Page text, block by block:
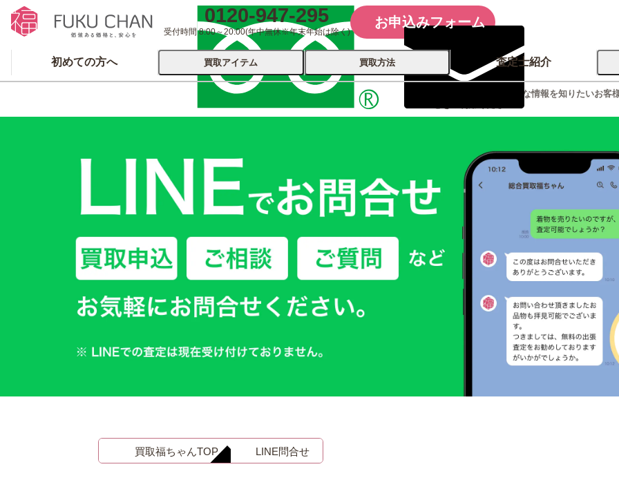
査定方法診断や、お得な情報を知りたいお客
0120-947-295
受付時間 8:00～20:00(年中無休※年末年始は除く)
お申込みフォーム
初めての方へ 買取アイテム
洋服
ブランド
品
古銭 ⁄
記念硬貨
レコード カメラ おもちゃ
金 ⁄
宝石 金券
買取方法 査定士紹介
運営会社について 会社概要 コーポレート
買取福ちゃんTOP LINE問合せ